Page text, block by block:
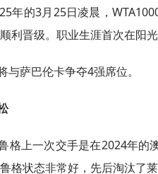
年的3月25日凌晨，
利晋级。职业生涯首次在阳光
与萨巴伦卡争夺4强席位。
格上一次交手是在2024年的
格状态非常好，先后淘汰了